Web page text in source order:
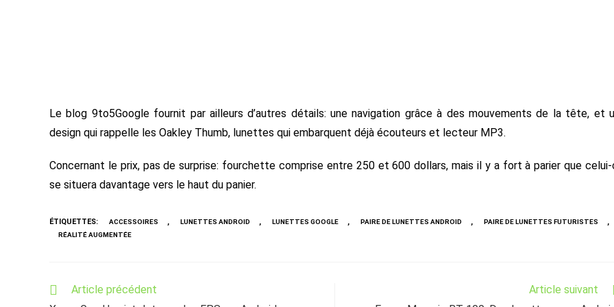
Le blog 9to5Google fournit par ailleurs d’autres détails: une navigation grâce à des mouvements de la tête, et
design qui rappelle les Oakley Thumb, lunettes qui embarquent déjà écouteurs et lecteur MP3.
Concernant le prix, pas de surprise: fourchette comprise entre 250 et 600 dollars, mais il y a fort à parier que
se situera davantage vers le haut du panier.
ÉTIQUETTES: ACCESSOIRES , LUNETTES ANDROID , LUNETTES GOOGLE , PAIRE DE LUNETTES ANDROID , PAIRE DE LUNETTES FUTURISTES ,
RÉALITÉ AUGMENTÉE
Read Article précédent
Article suivant